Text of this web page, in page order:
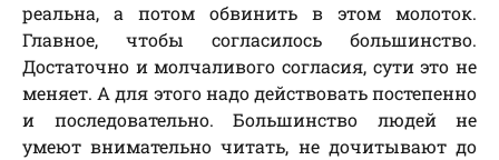
реальна, а потом обвинить в этом молоток.
Главное, чтобы согласилось большинство.
Достаточно и молчаливого согласия, сути это не
меняет. А для этого надо действовать постепенно
и последовательно. Большинство людей не
умеют внимательно читать, не дочитывают до